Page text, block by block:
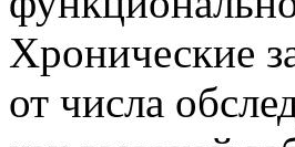
Хронические
от числа